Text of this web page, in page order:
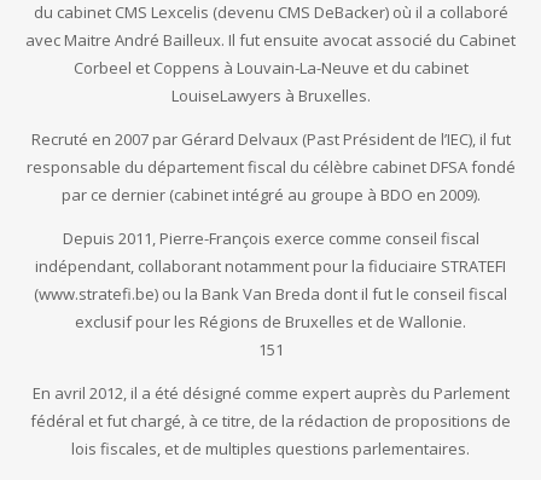
du cabinet CMS Lexcelis (devenu CMS DeBacker) où il a collaboré
avec Maitre André Bailleux. Il fut ensuite avocat associé du Cabinet
Corbeel et Coppens à Louvain-La-Neuve et du cabinet
LouiseLawyers à Bruxelles.
Recruté en 2007 par Gérard Delvaux (Past Président de l’IEC), il fut
responsable du département fiscal du célèbre cabinet DFSA fondé
par ce dernier (cabinet intégré au groupe à BDO en 2009).
Depuis 2011, Pierre-François exerce comme conseil fiscal
indépendant, collaborant notamment pour la fiduciaire STRATEFI
(www.stratefi.be) ou la Bank Van Breda dont il fut le conseil fiscal
exclusif pour les Régions de Bruxelles et de Wallonie.
151
En avril 2012, il a été désigné comme expert auprès du Parlement
fédéral et fut chargé, à ce titre, de la rédaction de propositions de
lois fiscales, et de multiples questions parlementaires.